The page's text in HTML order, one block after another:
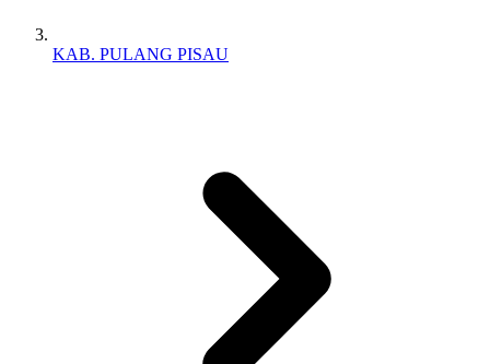
KAB. PULANG PISAU